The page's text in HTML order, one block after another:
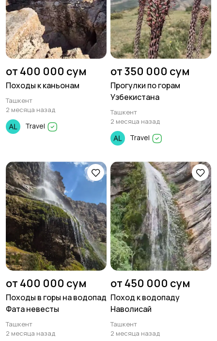
от 400 000 сум
Походы к каньонам
Ташкент
2 месяца назад
Travel
от 350 000 сум
Прогулки по горам
Узбекистана
Ташкент
2 месяца назад
Travel
от 400 000 сум
Походы в горы на водопад
Фата невесты
Ташкент
2 месяца назад
от 450 000 сум
Поход к водопаду
Наволисай
Ташкент
2 месяца назад